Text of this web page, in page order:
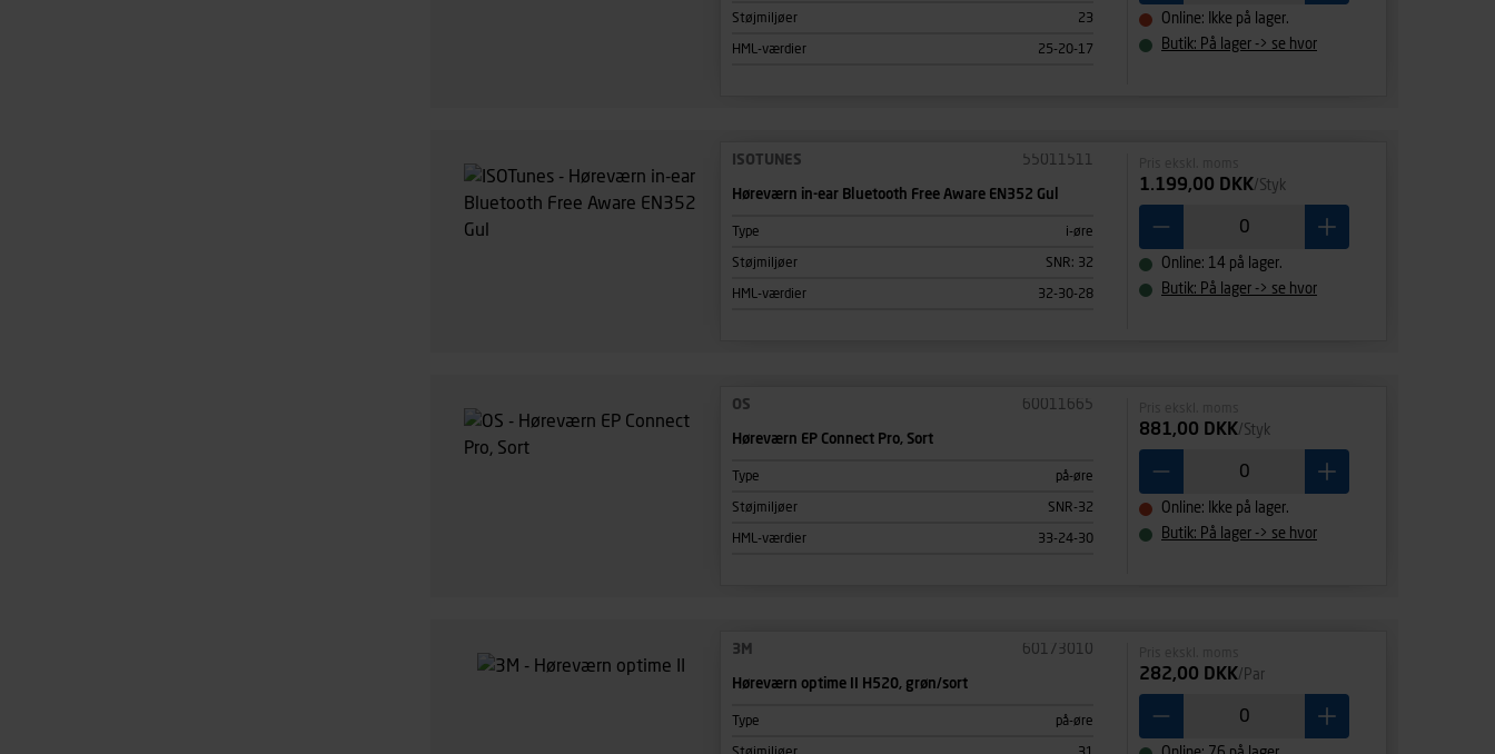
Støjmiljøer 23
HML-værdier 25-20-17
Online: Ikke på lager.
Butik: På lager -> se hvor
ISOTUNES 55011511
Høreværn in-ear Bluetooth Free Aware EN352 Gul
Type i-øre
Støjmiljøer SNR: 32
HML-værdier 32-30-28
1.199,00 DKK/Styk
Online: 14 på lager.
Butik: På lager -> se hvor
OS 60011665
Høreværn EP Connect Pro, Sort
Type på-øre
Støjmiljøer SNR-32
HML-værdier 33-24-30
881,00 DKK/Styk
Online: Ikke på lager.
Butik: På lager -> se hvor
3M 60173010
Høreværn optime II H520, grøn/sort
Type på-øre
282,00 DKK/Par